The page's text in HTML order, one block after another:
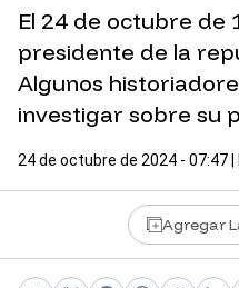
El 24 de octubre de
presidente de la
Algunos
investigar sobre su
24 de octubre de 2024 - 07:47
Agregar